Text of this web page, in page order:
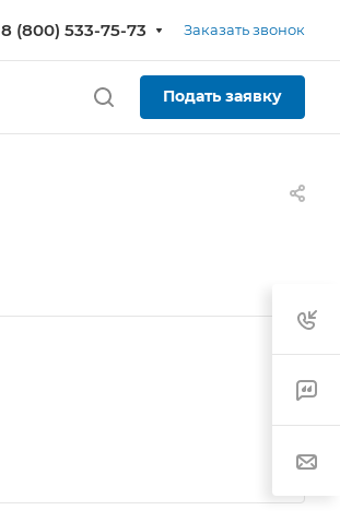
8 (800) 533-75-73 Заказать звонок
Подать заявку